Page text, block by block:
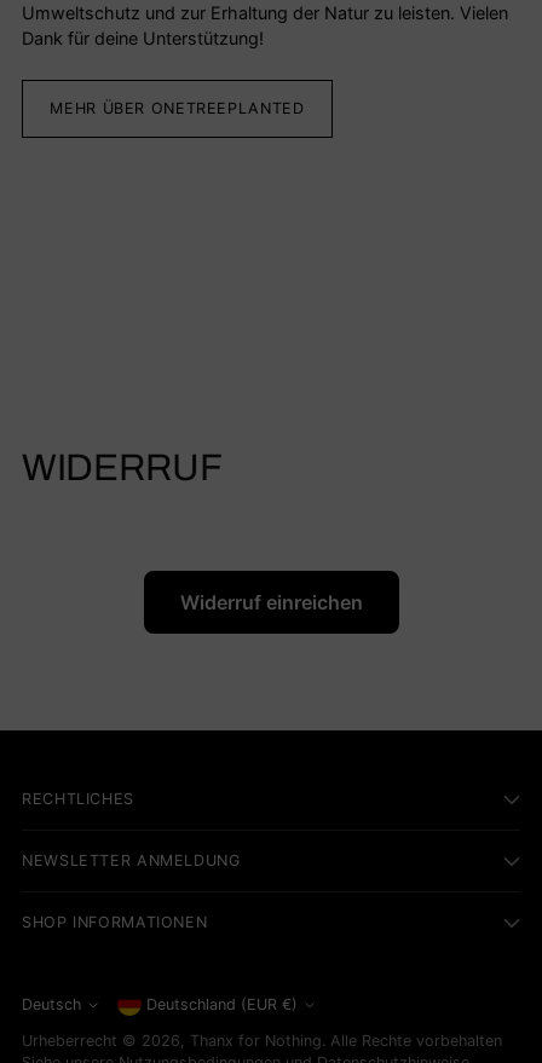
Umweltschutz und zur Erhaltung der Natur zu leisten. Vielen
Dank für deine Unterstützung!
MEHR ÜBER ONETREEPLANTED
WIDERRUF
Widerruf einreichen
RECHTLICHES
NEWSLETTER ANMELDUNG
SHOP INFORMATIONEN
Sprache
Deutsch Währung Deutschland (EUR €)
Urheberrecht © 2026, Thanx for Nothing. Alle Rechte vorbehalten